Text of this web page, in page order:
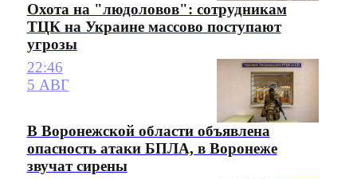
Охота на "людоловов": сотрудникам
ТЦК на Украине массово поступают
угрозы
22:46
5 АВГ
В Воронежской области объявлена
опасность атаки БПЛА, в Воронеже
звучат сирены